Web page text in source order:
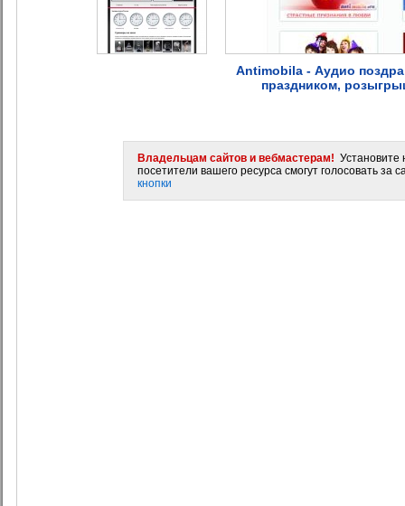
Antimobila - Аудио
праздником,
Владельцам сайтов и вебмастерам! Установите
посетители вашего ресурса смогут голосовать за
кнопки